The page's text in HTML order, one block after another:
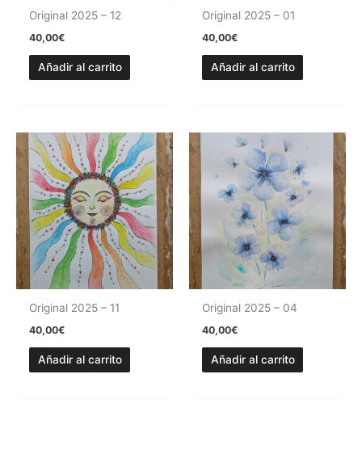
Original 2025 – 12
40,00€
Añadir al carrito
Original 2025 – 01
40,00€
Añadir al carrito
Original 2025 – 11
40,00€
Añadir al carrito
Original 2025 – 04
40,00€
Añadir al carrito